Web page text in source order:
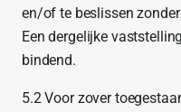
en/of te beslissen
Een dergelijke
bindend.
5.2 Voor zover